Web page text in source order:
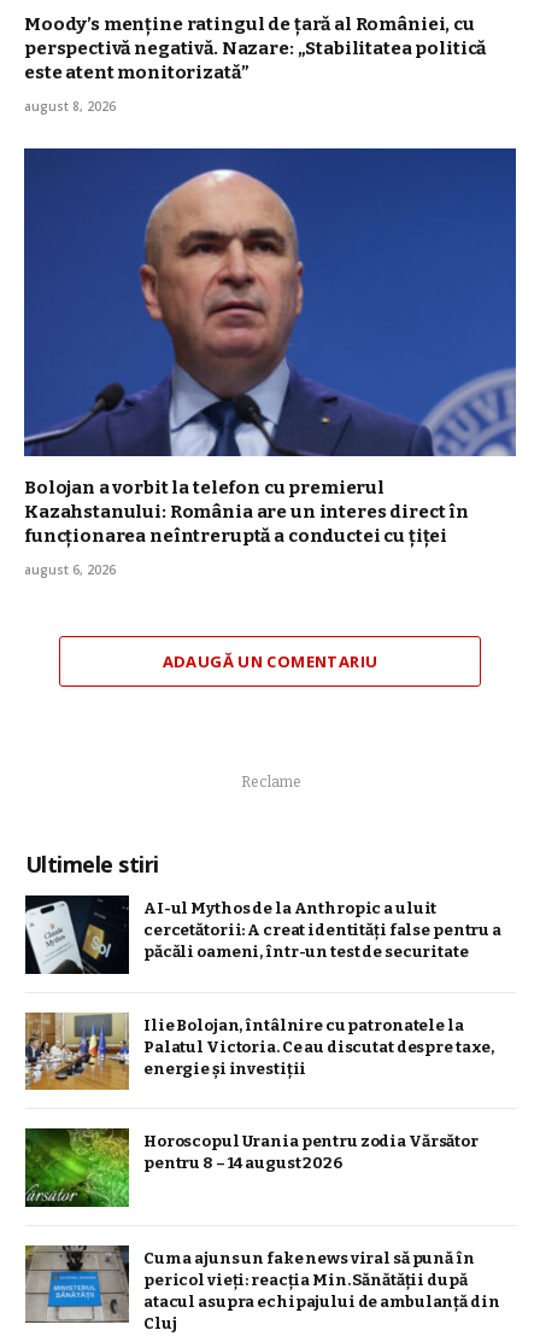
Moody’s menține ratingul de țară al României, cu
perspectivă negativă. Nazare: „Stabilitatea politică
este atent monitorizată”
august 8, 2026
Bolojan a vorbit la telefon cu premierul
Kazahstanului: România are un interes direct în
funcționarea neîntreruptă a conductei cu țiței
august 6, 2026
ADAUGĂ UN COMENTARIU
Reclame
Ultimele stiri
AI-ul Mythos de la Anthropic a uluit
cercetătorii: A creat identități false pentru a
păcăli oameni, într-un test de securitate
Ilie Bolojan, întâlnire cu patronatele la
Palatul Victoria. Ce au discutat despre taxe,
energie și investiții
Horoscopul Urania pentru zodia Vărsător
pentru 8 – 14 august 2026
Cum a ajuns un fake news viral să pună în
pericol vieți: reacția Min. Sănătății după
atacul asupra echipajului de ambulanță din
Cluj